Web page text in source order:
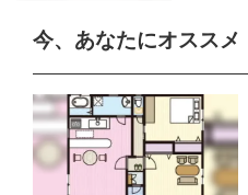
今、あなたにオススメ